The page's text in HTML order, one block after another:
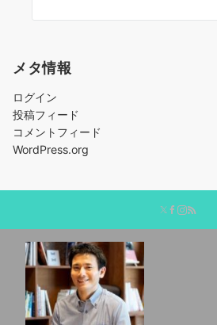
メタ情報
ログイン
投稿フィード
コメントフィード
WordPress.org